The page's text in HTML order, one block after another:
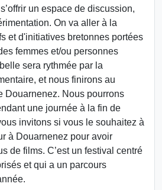
un espace de discussion,
On va aller à la
et d'initiatives bretonnes portées
femmes et/ou personnes
sera rythmée par la
et nous finirons au
Douarnenez. Nous pourrons
une journée à la fin de
invitons si vous le souhaitez à
à Douarnenez pour avoir
de films. C’est un festival centré
et qui a un parcours